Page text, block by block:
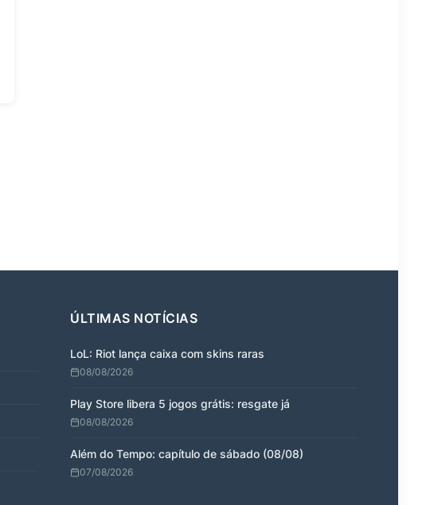
ÚLTIMAS NOTÍCIAS
LoL: Riot lança caixa com skins raras
08/08/2026
Play Store libera 5 jogos grátis: resgate já
08/08/2026
Além do Tempo: capítulo de sábado (08/08)
07/08/2026